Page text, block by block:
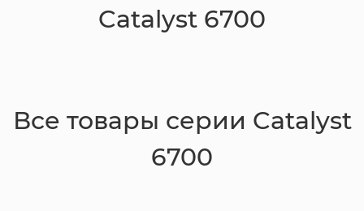
Catalyst 6700
Все товары серии Catalyst
6700